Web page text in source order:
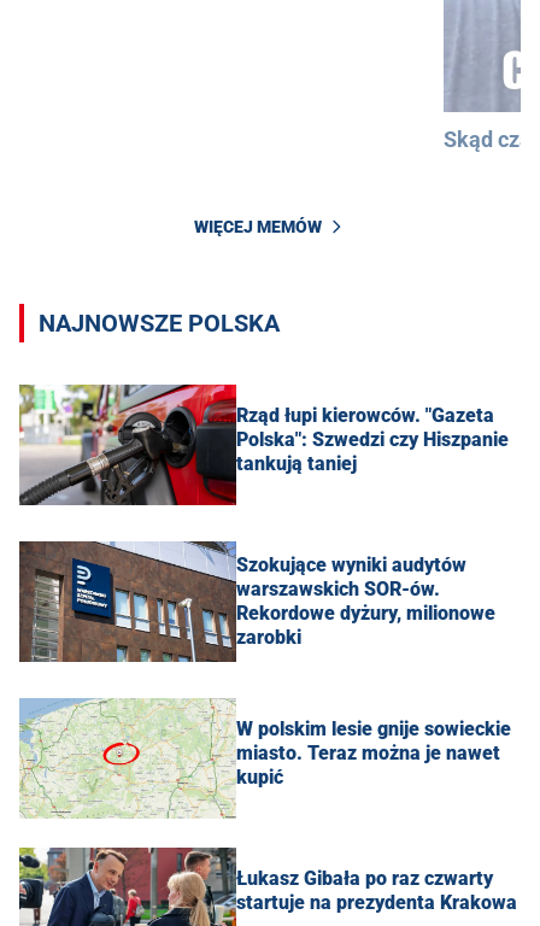
Skąd
WIĘCEJ MEMÓW
NAJNOWSZE POLSKA
Rząd łupi kierowców. "Gazeta
Polska": Szwedzi czy Hiszpanie
tankują taniej
Szokujące wyniki audytów
warszawskich SOR-ów.
Rekordowe dyżury, milionowe
zarobki
W polskim lesie gnije sowieckie
miasto. Teraz można je nawet
kupić
Łukasz Gibała po raz czwarty
startuje na prezydenta Krakowa